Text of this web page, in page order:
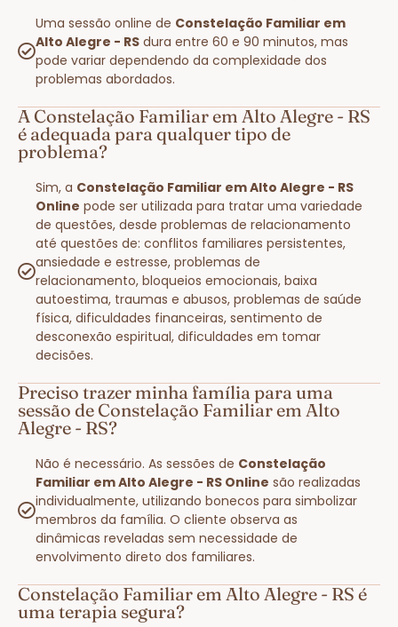
Uma sessão online de Constelação Familiar em
Alto Alegre - RS dura entre 60 e 90 minutos, mas
pode variar dependendo da complexidade dos
problemas abordados.
A Constelação Familiar em Alto Alegre - RS
é adequada para qualquer tipo de
problema?
Sim, a Constelação Familiar em Alto Alegre - RS
Online pode ser utilizada para tratar uma variedade
de questões, desde problemas de relacionamento
até questões de: conflitos familiares persistentes,
ansiedade e estresse, problemas de
relacionamento, bloqueios emocionais, baixa
autoestima, traumas e abusos, problemas de saúde
física, dificuldades financeiras, sentimento de
desconexão espiritual, dificuldades em tomar
decisões.
Preciso trazer minha família para uma
sessão de Constelação Familiar em Alto
Alegre - RS?
Não é necessário. As sessões de Constelação
Familiar em Alto Alegre - RS Online são realizadas
individualmente, utilizando bonecos para simbolizar
membros da família. O cliente observa as
dinâmicas reveladas sem necessidade de
envolvimento direto dos familiares.
Constelação Familiar em Alto Alegre - RS é
uma terapia segura?